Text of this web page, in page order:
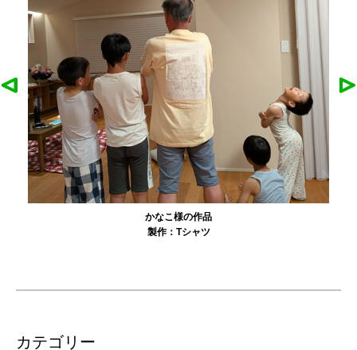
農工大硬式庭球部様の作品
カテゴリー